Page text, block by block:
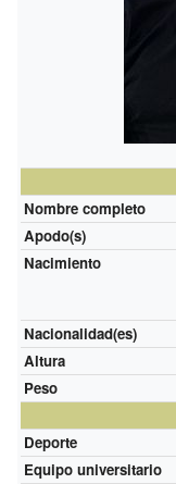
Nombre completo
Apodo(s)
Nacimiento
Nacionalidad(es)
Altura
Peso
Deporte
Equipo universitario